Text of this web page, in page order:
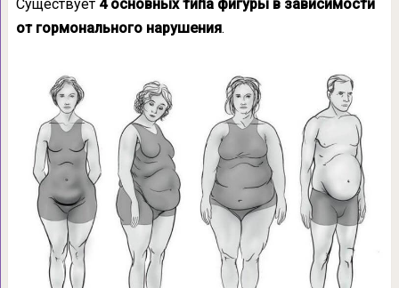
Существует 4 основных типа фигуры в зависимости
от гормонального нарушения.